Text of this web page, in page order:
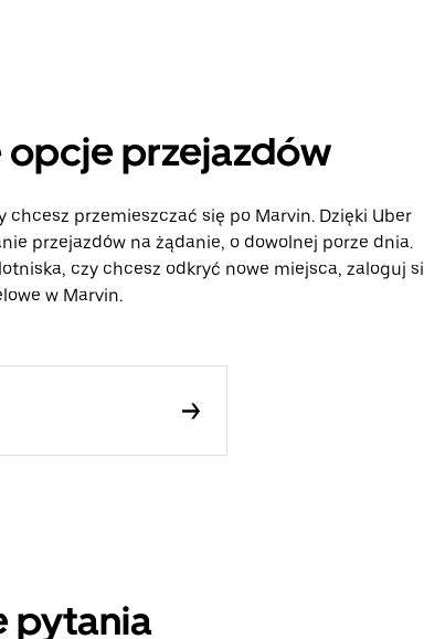
opcje przejazdów
przemieszczać się po Marvin. Dzięki Uber
przejazdów na żądanie, o dowolnej porze dnia.
czy chcesz odkryć nowe miejsca, zaloguj
w Marvin.
pytania